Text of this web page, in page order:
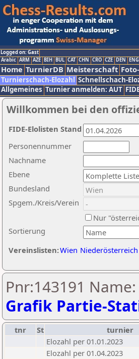
Logged on: Gast
Arabic ARM AZE BIH BUL CAT CHN CRO CZE DEN ENG
Home TurnierDB Meisterschaft
Turnierschach-Elozahl Schnellschach-
Allgemeines Turnier anmelden: AUT
Willkommen bei den
Nachname
Ebene
Sortierung
Personennummer
Bundesland
Spgem./Kreis/Verein
Nur
Vereinslisten:Wien Niederösterreich
FIDE-Elolisten Stand
Pnr:143191
Grafik Partie-
tnr St turnier
Elozahl per 01.01.2023
Elozahl per 01.04.2023